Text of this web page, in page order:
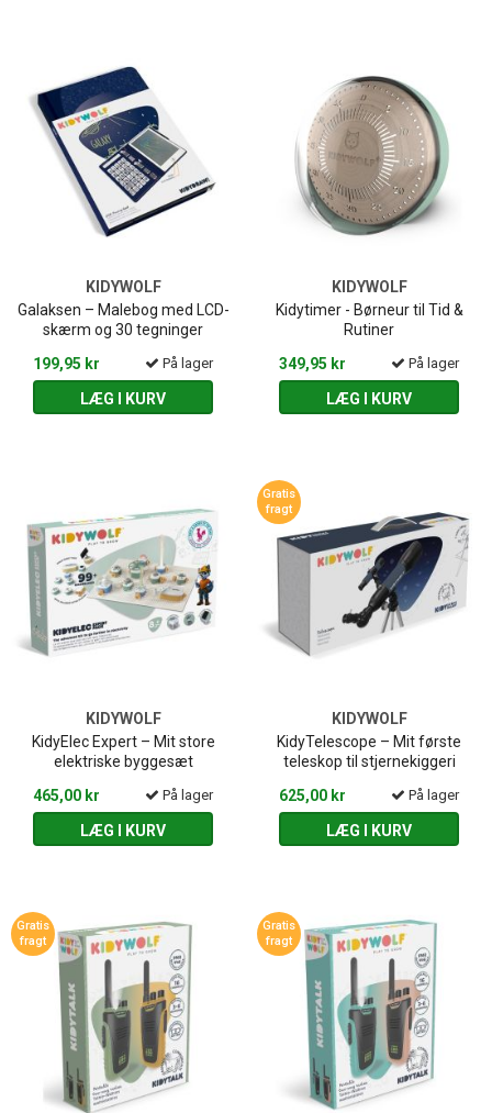
KIDYWOLF
Galaksen – Malebog med LCD-
skærm og 30 tegninger
199,95 kr
På lager
LÆG I KURV
KIDYWOLF
Kidytimer - Børneur til Tid &
Rutiner
349,95 kr
På lager
LÆG I KURV
KIDYWOLF
KidyElec Expert – Mit store
elektriske byggesæt
465,00 kr
På lager
LÆG I KURV
Gratis
fragt
KIDYWOLF
KidyTelescope – Mit første
teleskop til stjernekiggeri
625,00 kr
På lager
LÆG I KURV
Gratis
fragt
Gratis
fragt